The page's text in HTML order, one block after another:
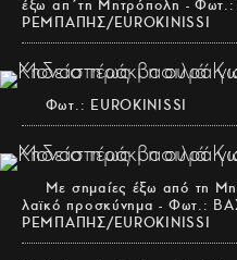
έξω απ΄τη Μητρόπολη -
ΡΕΜΠΑΠΗΣ/EUROKINISSI
Φωτ.: EUROKINISSI
Με σημαίες έξω από τη
λαϊκό προσκύνημα - Φωτ.:
ΡΕΜΠΑΠΗΣ/EUROKINISSI